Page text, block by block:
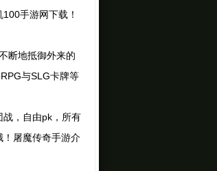
手游网下载！
断地抵御外来的
与SLG卡牌等
，自由pk，所有
！屠魔传奇手游介